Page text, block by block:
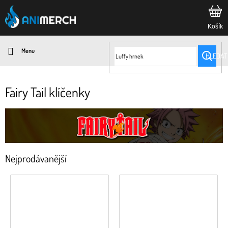
Přejít
na
obsah
HLEDAT
Fairy Tail klíčenky
Nejprodávanější